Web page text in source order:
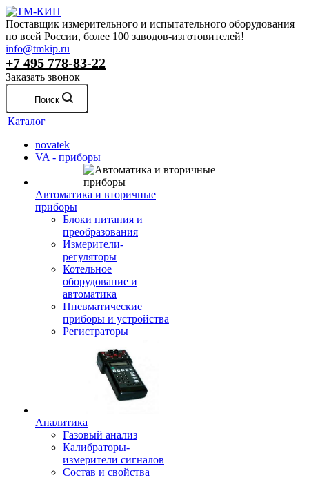
Поставщик измерительного и испытательного оборудования
по всей России, более 100 заводов-изготовителей!
info@tmkip.ru
+7 495 778-83-22
Заказать звонок
Поиск
Каталог
novatek
VA - приборы
Автоматика и вторичные
приборы
Блоки питания и
преобразования
Измерители-
регуляторы
Котельное
оборудование и
автоматика
Пневматические
приборы и устройства
Регистраторы
Аналитика
Газовый анализ
Калибраторы-
измерители сигналов
Состав и свойства